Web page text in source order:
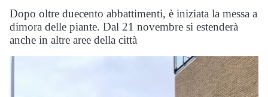
Dopo oltre duecento abbattimenti, è iniziata la messa a
dimora delle piante. Dal 21 novembre si estenderà
anche in altre aree della città